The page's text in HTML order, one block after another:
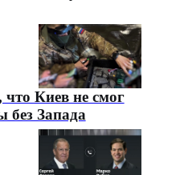
Киев не смог
без Запада